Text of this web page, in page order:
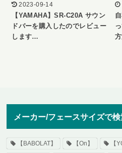
2023-09-14
【YAMAHA】SR-C20A サウン
ドバーを購入したのでレビュー
します…
メーカー/フェースサイズで検
【BABOLAT】 【On】 【